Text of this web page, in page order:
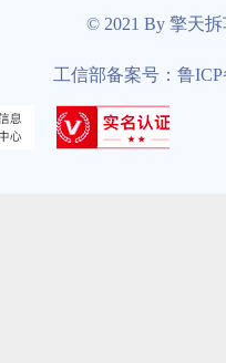
© 2021 By 擎天
工信部备案号：鲁